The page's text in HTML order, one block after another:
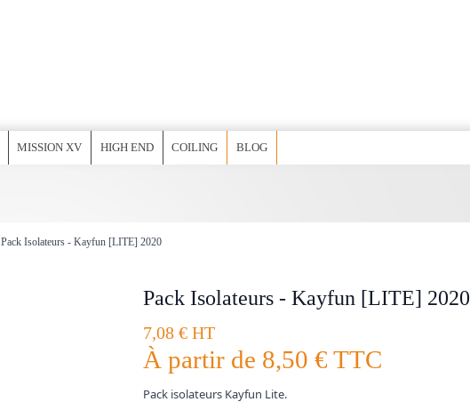
MISSION XV HIGH END COILING BLOG
Pack Isolateurs - Kayfun [LITE] 2020
Pack Isolateurs - Kayfun [LITE] 2020
7,08 € HT
À partir de 8,50 € TTC
Pack isolateurs Kayfun Lite.